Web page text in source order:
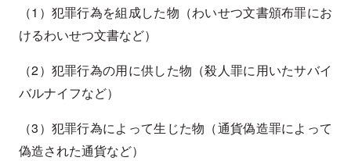
（1）犯罪行為を組成した物（わいせつ文書頒布罪にお
けるわいせつ文書など）
（2）犯罪行為の用に供した物（殺人罪に用いたサバイ
バルナイフなど）
（3）犯罪行為によって生じた物（通貨偽造罪によって
偽造された通貨など）